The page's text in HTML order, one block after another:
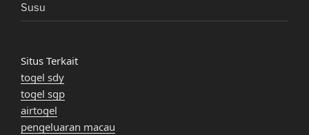
Susu
Situs Terkait
togel sdy
togel sgp
airtogel
pengeluaran macau